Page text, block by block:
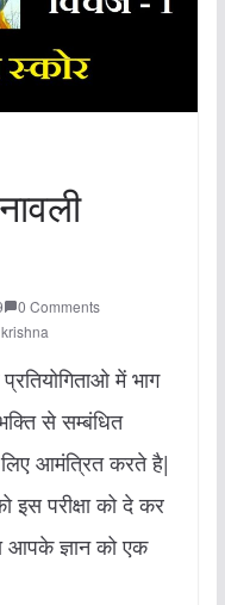
0 Comments
में भाग
से सम्बंधित
आमंत्रित करते है|
परीक्षा को दे कर
आपके ज्ञान को एक